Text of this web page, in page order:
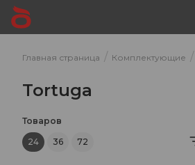
Главная страница / Комплектующие /
Tortuga
Товаров
24
36 72